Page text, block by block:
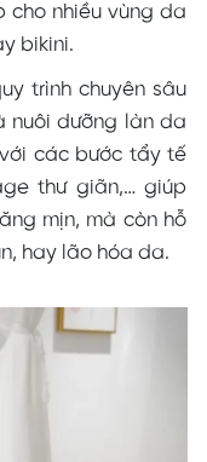
cho nhiều vùng da
bikini.
trình chuyên sâu
nuôi dưỡng làn da
các bước tẩy tế
thư giãn,… giúp
mịn, mà còn hỗ
hay lão hóa da.